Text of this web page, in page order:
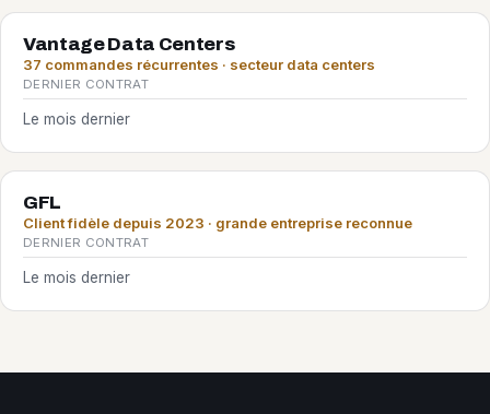
Vantage Data Centers
37 commandes récurrentes · secteur data centers
DERNIER CONTRAT
Le mois dernier
GFL
Client fidèle depuis 2023 · grande entreprise reconnue
DERNIER CONTRAT
Le mois dernier